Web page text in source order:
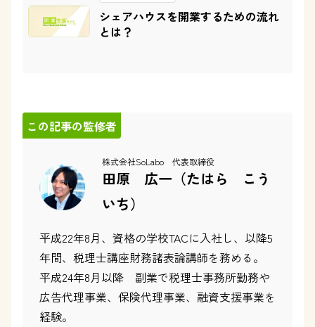
シェアハウスを開業するための流れ
とは？
この記事の監修者
株式会社SoLabo 代表取締役
田原 広一（たはら こう
いち）
平成22年8月、資格の学校TACに入社し、以降5
年間、税理士講座財務諸表論講師を務める。
平成24年8月以降 副業で税理士事務所勤務や
広告代理事業、保険代理事業、融資支援事業を
経験。